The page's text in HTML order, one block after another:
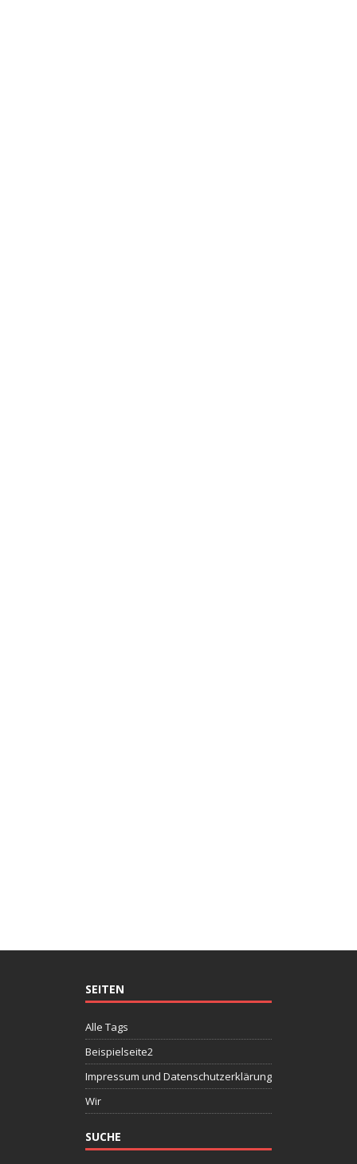
SEITEN
Alle Tags
Beispielseite2
Impressum und Datenschutzerklärung
Wir
SUCHE